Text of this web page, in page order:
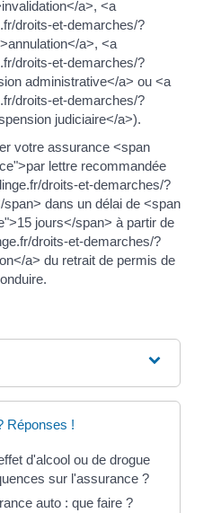
a>, <a
droits-et-demarches/?
a>, <a
droits-et-demarches/?
administrative</a> ou <a
droits-et-demarches/?
judiciaire</a>).
votre assurance <span
lettre recommandée
droits-et-demarches/?
dans un délai de <span
jours</span> à partir de
droits-et-demarches/?
a> du retrait de permis de
Réponses !
d'alcool ou de drogue
sur l'assurance ?
auto : que faire ?